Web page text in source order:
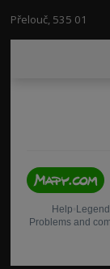
Přelouč, 535 01